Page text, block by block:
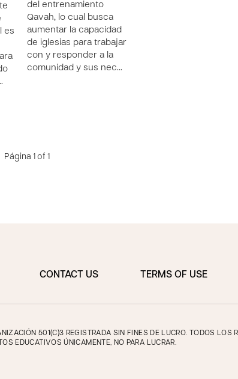
es
del entrenamiento
Qavah, lo cual busca
aumentar la capacidad
de iglesias para trabajar
con y responder a la
comunidad y sus nec…
Página 1 of 1
CONTACT US TERMS OF USE
501(C)3 REGISTRADA SIN FINES DE LUCRO. TODOS LOS
EDUCATIVOS ÚNICAMENTE, NO PARA LUCRAR.